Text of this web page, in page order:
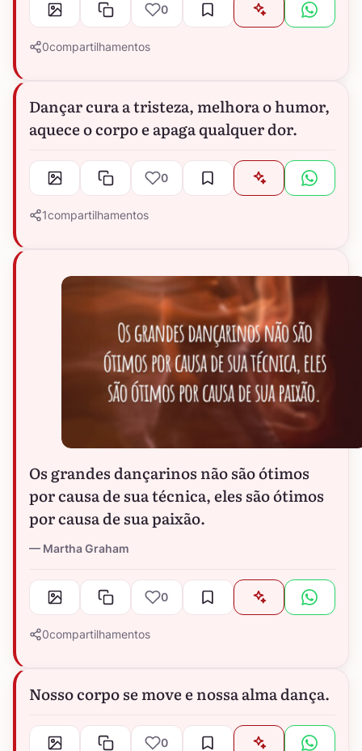
0
0compartilhamentos
Dançar cura a tristeza, melhora o humor,
aquece o corpo e apaga qualquer dor.
0
1compartilhamentos
Os grandes dançarinos não são ótimos
por causa de sua técnica, eles são ótimos
por causa de sua paixão.
Martha Graham
0
0compartilhamentos
Nosso corpo se move e nossa alma dança.
0